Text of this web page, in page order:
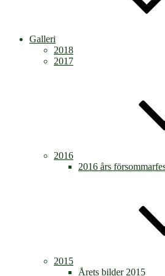
Galleri
2018
2017
2016
2016 års
2015
Årets bilder 2015